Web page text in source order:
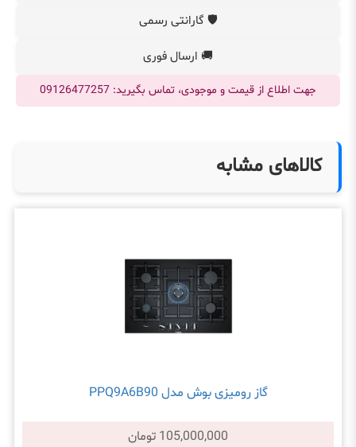
🛡️ گارانتی رسمی
🚚 ارسال فوری
جهت اطلاع از قیمت و موجودی، تماس بگیرید: 09126477257
کالاهای مشابه
گاز رومیزی بوش مدل PPQ9A6B90
105,000,000 تومان